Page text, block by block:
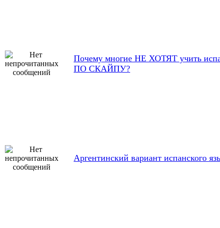
Почему многие НЕ ХОТЯТ учить
ПО СКАЙПУ?
Аргентинский вариант испанского